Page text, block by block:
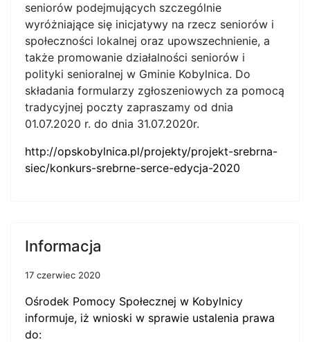
seniorów podejmujących szczególnie
wyróżniające się inicjatywy na rzecz seniorów i
społeczności lokalnej oraz upowszechnienie, a
także promowanie działalności seniorów i
polityki senioralnej w Gminie Kobylnica. Do
składania formularzy zgłoszeniowych za pomocą
tradycyjnej poczty zapraszamy od dnia
01.07.2020 r. do dnia 31.07.2020r.
http://opskobylnica.pl/projekty/projekt-srebrna-
siec/konkurs-srebrne-serce-edycja-2020
Informacja
17 czerwiec 2020
Ośrodek Pomocy Społecznej w Kobylnicy
informuje, iż wnioski w sprawie ustalenia prawa
do: